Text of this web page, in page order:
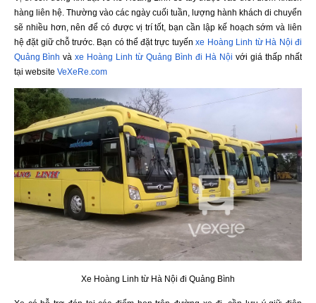
hàng liên hệ. Thường vào các ngày cuối tuần, lượng hành khách di chuyển
sẽ nhiều hơn, nên để có được vị trí tốt, bạn cần lập kế hoạch sớm và liên
hệ đặt giữ chỗ trước. Bạn có thể đặt trực tuyến xe Hoàng Linh từ Hà Nội đi
Quảng Bình và xe Hoàng Linh từ Quảng Bình đi Hà Nội với giá thấp nhất
tại website VeXeRe.com
Xe Hoàng Linh từ Hà Nội đi Quảng Bình